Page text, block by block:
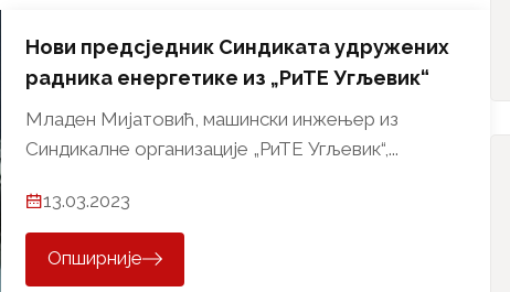
Нови предсједник Синдиката удружених
радника енергетике из „РиТЕ Угљевик“
Младен Мијатовић, машински инжењер из
Синдикалне организације „РиТЕ Угљевик“,...
13.03.2023
Опширније